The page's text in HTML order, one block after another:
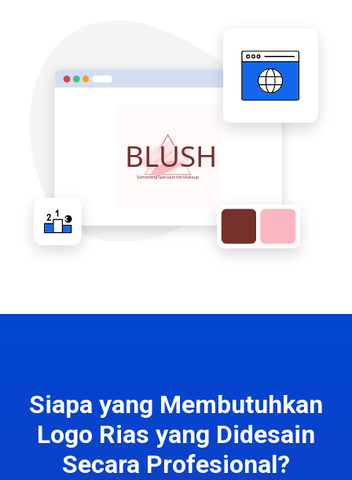
Siapa yang Membutuhkan
Logo Rias yang Didesain
Secara Profesional?